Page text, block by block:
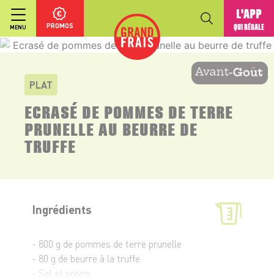
MENU PROMOS
L'APP
QUI RÉGALE
PLAT
ECRASÉ DE POMMES DE TERRE
PRUNELLE AU BEURRE DE
TRUFFE
Ingrédients
- 800 g de pommes de terre prunelle
- 80 g de beurre à la truffe
- Sel et poivre